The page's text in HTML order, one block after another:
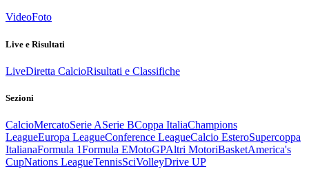
VideoFoto
Live e Risultati
LiveDiretta CalcioRisultati e Classifiche
Sezioni
CalcioMercatoSerie ASerie BCoppa ItaliaChampions
LeagueEuropa LeagueConference LeagueCalcio EsteroSupercoppa
ItalianaFormula 1Formula EMotoGPAltri MotoriBasketAmerica's
CupNations LeagueTennisSciVolleyDrive UP